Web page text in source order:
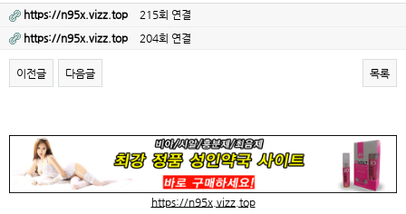
https://n95x.vizz.top
215회 연결
https://n95x.vizz.top
204회 연결
이전글 다음글 목록
https://n95x.vizz.top